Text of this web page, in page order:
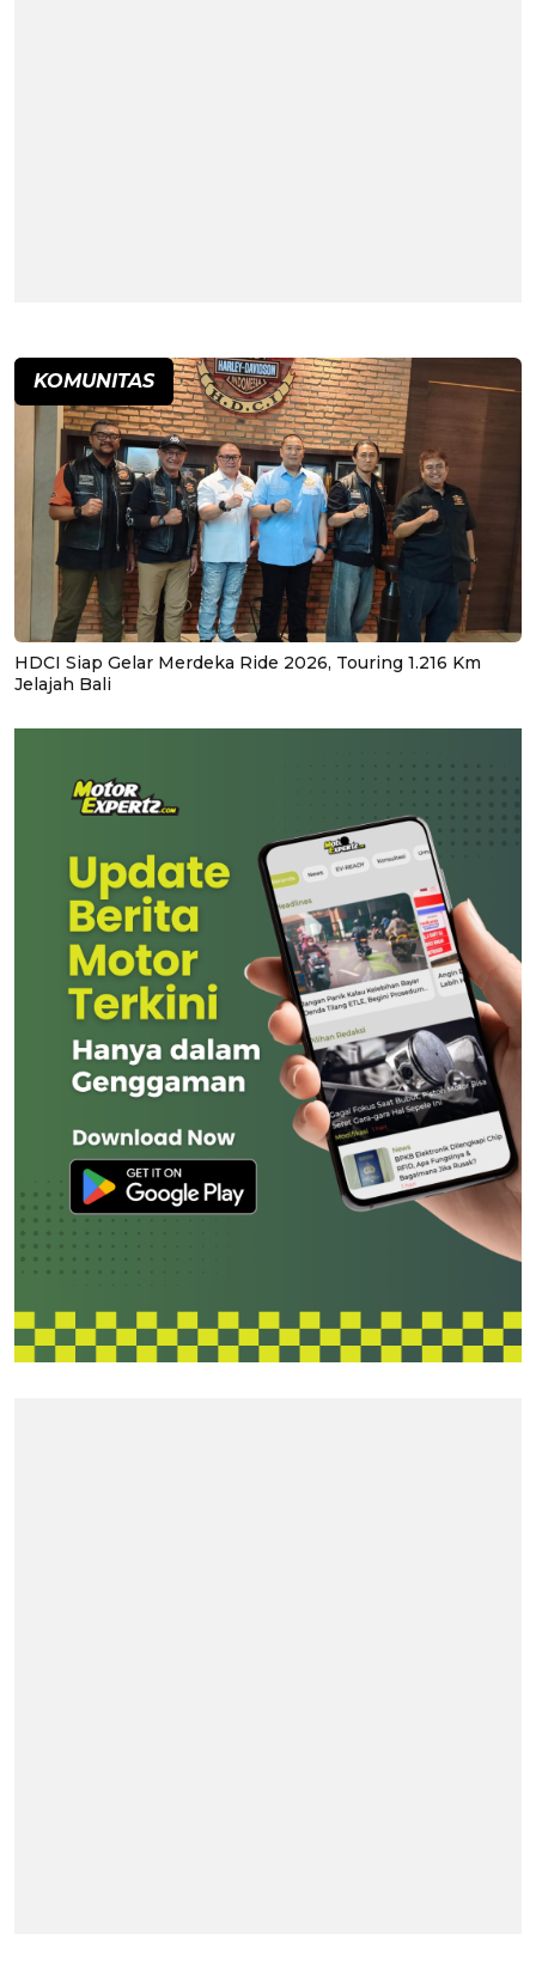
KOMUNITAS
HDCI Siap Gelar Merdeka Ride 2026, Touring 1.216 Km
Jelajah Bali